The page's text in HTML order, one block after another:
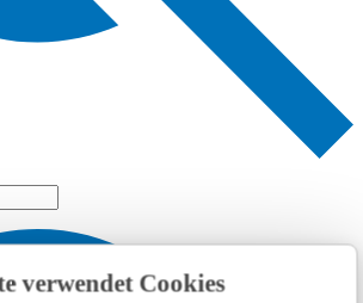
verwendet Cookies